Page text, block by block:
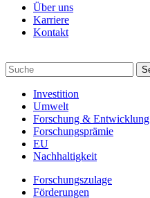
Über uns
Karriere
Kontakt
Investition
Umwelt
Forschung & Entwicklung
Forschungsprämie
EU
Nachhaltigkeit
Forschungszulage
Förderungen